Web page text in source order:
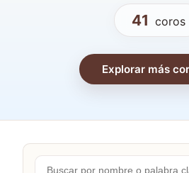
41 coros
Explorar más
Buscar